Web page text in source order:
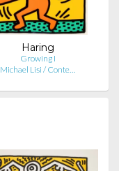
Haring
Growing I
Michael Lisi / Conte…